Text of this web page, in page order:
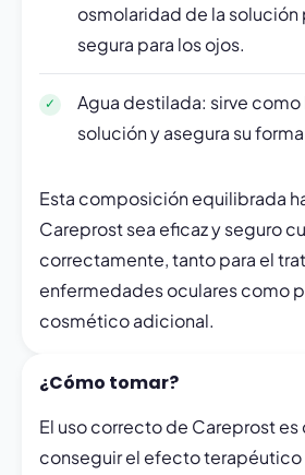
osmolaridad de la solución
segura para los ojos.
Agua destilada: sirve como
solución y asegura su
Esta composición equilibrada
Careprost sea eficaz y seguro
correctamente, tanto para el
enfermedades oculares como
cosmético adicional.
¿Cómo tomar?
El uso correcto de Careprost es
conseguir el efecto